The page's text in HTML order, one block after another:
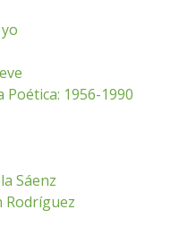
1956-1990
Sáenz
Rodríguez